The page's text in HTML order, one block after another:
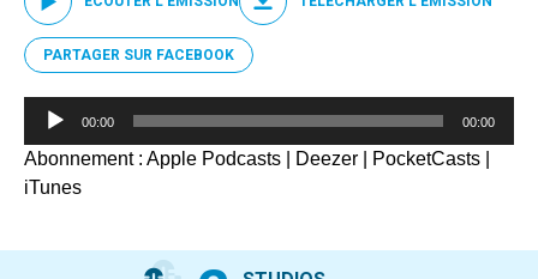
PARTAGER SUR FACEBOOK
Lecteur
00:00 00:00
Abonnement : Apple Podcasts Deezer PocketCasts
iTunes